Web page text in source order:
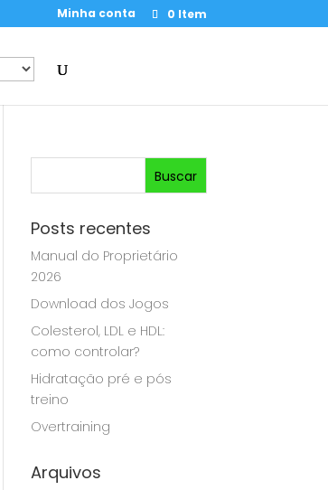
Minha conta 0 Item
Posts recentes
Manual do Proprietário
2026
Download dos Jogos
Colesterol, LDL e HDL:
como controlar?
Hidratação pré e pós
treino
Overtraining
Arquivos